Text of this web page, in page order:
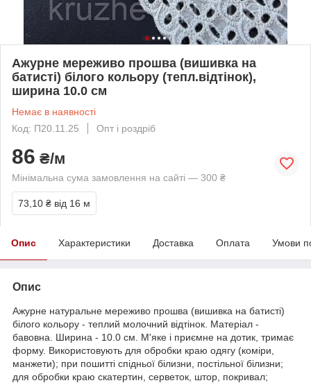
Ажурне мереживо прошва (вишивка на
батисті) білого кольору (тепл.відтінок),
ширина 10.0 см
Немає в наявності
Код: П20.11.25
Опт і роздріб
86 ₴/м
Мінімальна сума замовлення на сайті — 300 ₴
73,10 ₴ від 16 м
Опис Характеристики Доставка Оплата Умови
Опис
Ажурне натуральне мереживо прошва (вишивка на батисті)
білого кольору - теплий молочний відтінок. Матеріал -
бавовна. Ширина - 10.0 см. М'яке і приємне на дотик, тримає
форму. Використовують для обробки краю одягу (коміри,
манжети); при пошитті спідньої білизни, постільної білизни;
для обробки краю скатертин, серветок, штор, покривал;